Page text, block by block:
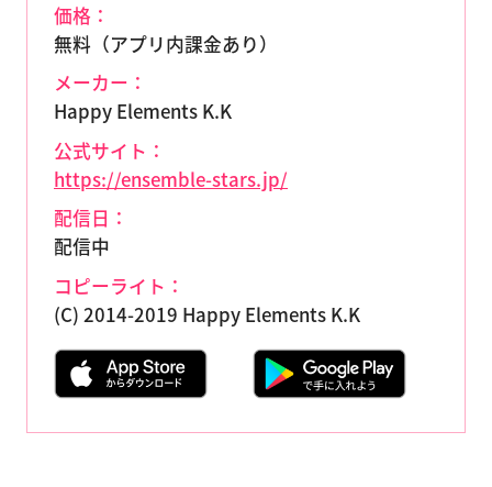
価格：
無料（アプリ内課金あり）
メーカー：
Happy Elements K.K
公式サイト：
https://ensemble-stars.jp/
配信日：
配信中
コピーライト：
(C) 2014-2019 Happy Elements K.K